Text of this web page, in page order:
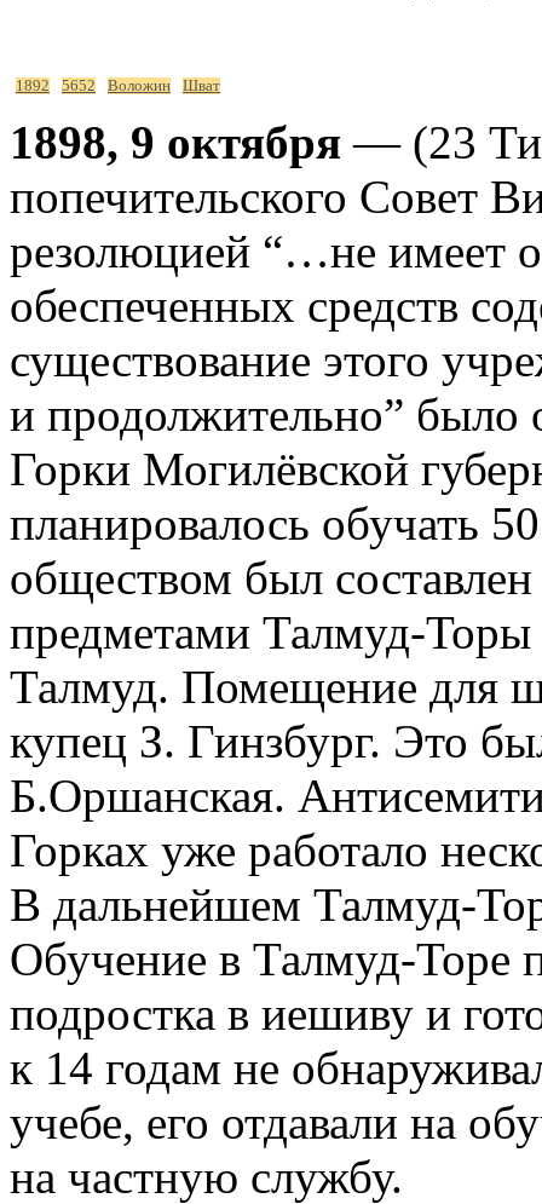
1892 5652 Воложин Шват
1898, 9 октября — (23
попечительского Совет
резолюцией “…не имеет
обеспеченных средств
существование этого
и продолжительно” было
Горки Могилёвской
планировалось обучать
обществом был
предметами Талмуд-Торы
Талмуд. Помещение для
купец З. Гинзбург. Это
Б.Оршанская.
Горках уже работало
В дальнейшем Талмуд-
Обучение в Талмуд-Торе
подростка в иешиву и
к 14 годам не
учебе, его отдавали на
на частную службу.